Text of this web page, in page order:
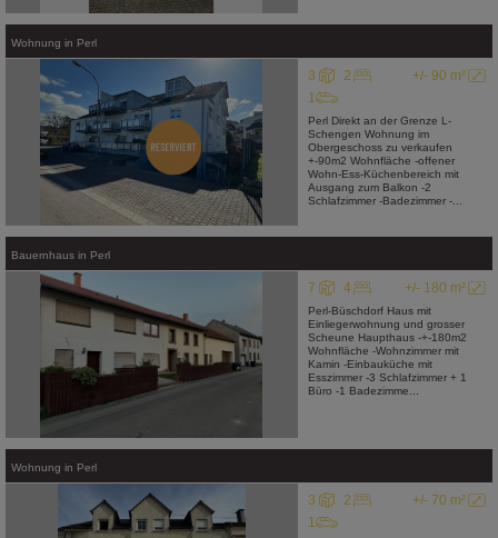
Wohnung in Perl
+/- 90 m²
3
2
1
Perl Direkt an der Grenze L-
Schengen Wohnung im
Obergeschoss zu verkaufen
+-90m2 Wohnfläche -offener
Wohn-Ess-Küchenbereich mit
Ausgang zum Balkon -2
Schlafzimmer -Badezimmer -...
Bauernhaus in Perl
+/- 180 m²
7 4
Perl-Büschdorf Haus mit
Einliegerwohnung und grosser
Scheune Haupthaus -+-180m2
Wohnfläche -Wohnzimmer mit
Kamin -Einbauküche mit
Esszimmer -3 Schlafzimmer + 1
Büro -1 Badezimme...
Wohnung in Perl
+/- 70 m²
3
2
1